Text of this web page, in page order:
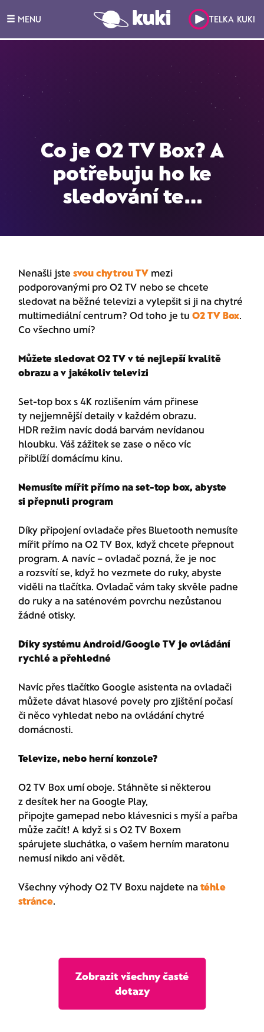
MENU TELKA KUKI
Co je O2 TV Box? A
potřebuju ho ke
sledování te...
Nenašli jstesvou chytrou TV mezi
podporovanými pro O2 TV nebo se chcete
sledovat na běžné televizi a vylepšit si ji na chytré
multimediální centrum? Od toho je tuO2 TV Box.
Co všechno umí?​
Můžete sledovat O2 TV v té nejlepší kvalitě
obrazu a v jakékoliv televizi​
Set-top box s 4K rozlišením vám přinese
ty nejjemnější detaily v každém obrazu.
HDR režim navíc dodá barvám nevídanou
hloubku. Váš zážitek se zase o něco víc
přiblíží domácímu kinu.​
Nemusíte mířit přímo na set-top box, abyste
si přepnuli program​
Díky připojení ovladače přes Bluetooth nemusíte
mířit přímo na O2 TV Box, když chcete přepnout
program. A navíc – ovladač pozná, že je noc
a rozsvítí se, když ho vezmete do ruky, abyste
viděli na tlačítka. Ovladač vám taky skvěle padne
do ruky a na saténovém povrchu nezůstanou
žádné otisky.​
Díky systému Android/Google TV je ovládání
rychlé a přehledné​
Navíc přes tlačítko Google asistenta na ovladači
můžete dávat hlasové povely pro zjištění počasí
či něco vyhledat nebo na ovládání chytré
domácnosti.​
Televize, nebo herní konzole?​
O2 TV Box umí oboje. Stáhněte si některou
z desítek her na Google Play,
připojte gamepad nebo klávesnici s myší a pařba
může začít! A když si s O2 TV Boxem
spárujete sluchátka, o vašem herním maratonu
nemusí nikdo ani vědět​.
Všechny výhody O2 TV Boxu najdete natéhle
stránce.
Zobrazit všechny časté
dotazy